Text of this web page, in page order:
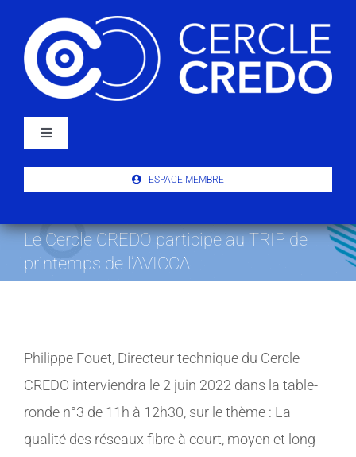
contenu
Navigation
bascule
ACTUALITÉS
PUBLICATIONS
MEMBRES
CONTACT
ESPACE MEMBRE
Le Cercle CREDO participe au TRIP de
printemps de l’AVICCA
Philippe Fouet, Directeur technique du Cercle
CREDO interviendra le 2 juin 2022 dans la table-
ronde n°3 de 11h à 12h30, sur le thème : La
qualité des réseaux fibre à court, moyen et long